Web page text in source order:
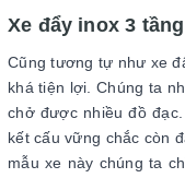
Xe đẩy inox 3 tầng
Cũng tương tự như xe
khá tiện lợi. Chúng ta
chở được nhiều đồ
kết cấu vững chắc còn
mẫu xe này chúng ta